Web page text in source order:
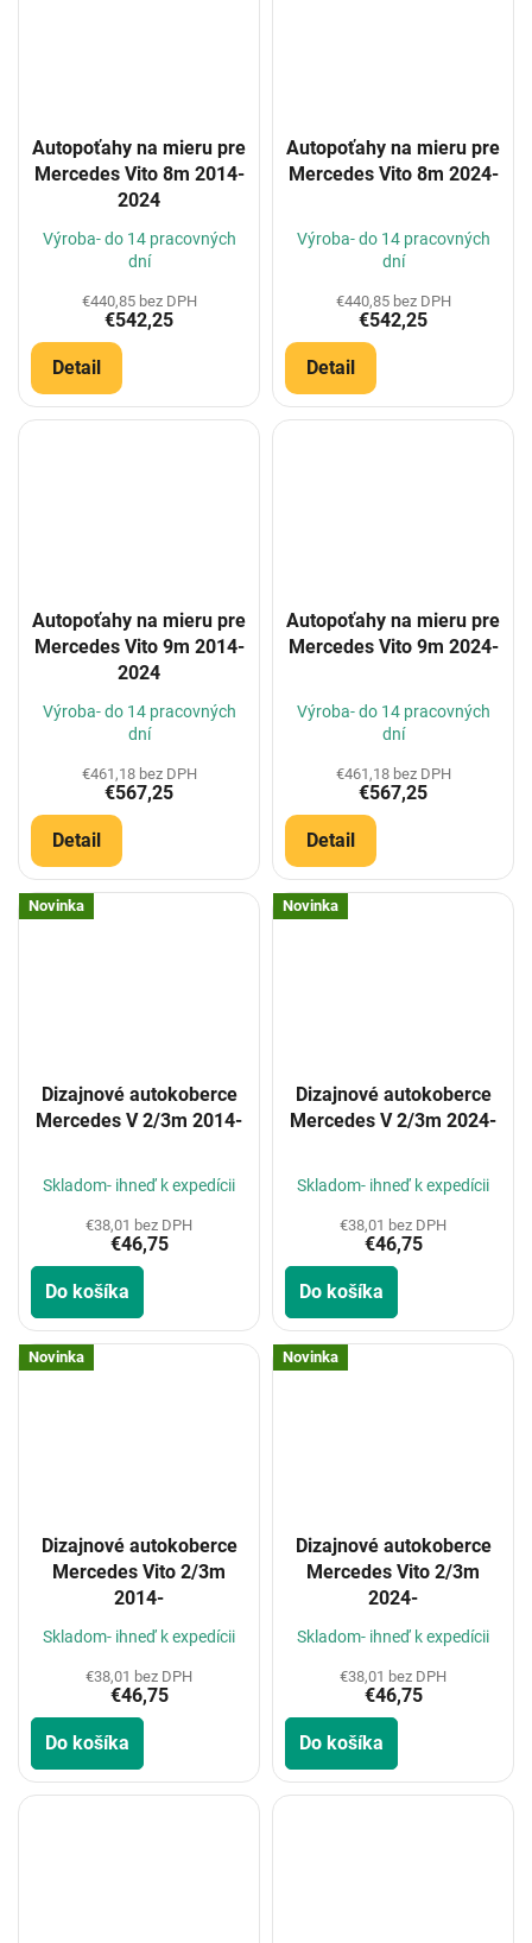
Autopoťahy na mieru pre
Mercedes Vito 8m 2014-
2024
Výroba- do 14 pracovných
dní
€440,85 bez DPH
€542,25
Detail
Autopoťahy na mieru pre
Mercedes Vito 8m 2024-
Výroba- do 14 pracovných
dní
€440,85 bez DPH
€542,25
Detail
Autopoťahy na mieru pre
Mercedes Vito 9m 2014-
2024
Výroba- do 14 pracovných
dní
€461,18 bez DPH
€567,25
Detail
Autopoťahy na mieru pre
Mercedes Vito 9m 2024-
Výroba- do 14 pracovných
dní
€461,18 bez DPH
€567,25
Detail
Novinka
Dizajnové autokoberce
Mercedes V 2/3m 2014-
Skladom- ihneď k expedícii
€38,01 bez DPH
€46,75
Do košíka
Novinka
Dizajnové autokoberce
Mercedes V 2/3m 2024-
Skladom- ihneď k expedícii
€38,01 bez DPH
€46,75
Do košíka
Novinka
Dizajnové autokoberce
Mercedes Vito 2/3m
2014-
Skladom- ihneď k expedícii
€38,01 bez DPH
€46,75
Do košíka
Novinka
Dizajnové autokoberce
Mercedes Vito 2/3m
2024-
Skladom- ihneď k expedícii
€38,01 bez DPH
€46,75
Do košíka